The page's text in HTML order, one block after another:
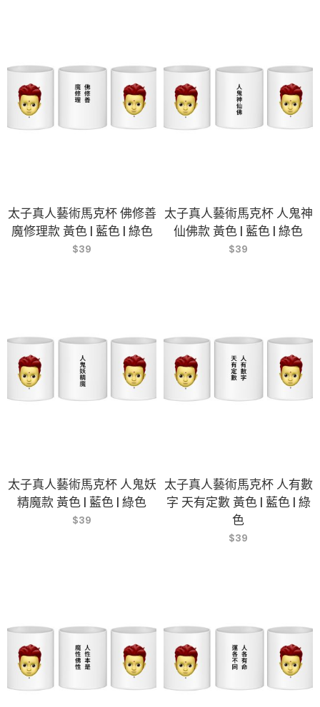
太子真人藝術馬克杯 佛修善
魔修理款 黃色 | 藍色 | 綠色
$39
太子真人藝術馬克杯 人鬼神
仙佛款 黃色 | 藍色 | 綠色
$39
太子真人藝術馬克杯 人鬼妖
精魔款 黃色 | 藍色 | 綠色
$39
太子真人藝術馬克杯 人有數
字 天有定數 黃色 | 藍色 | 綠
色
$39